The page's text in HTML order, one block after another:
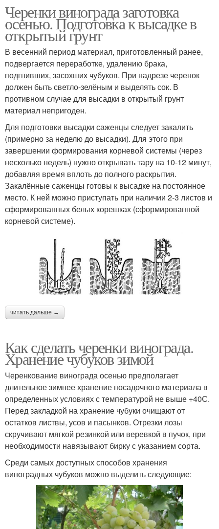
Черенки винограда заготовка
осенью. Подготовка к высадке в
открытый грунт
В весенний период материал, приготовленный ранее,
подвергается переработке, удалению брака,
подгнивших, засохших чубуков. При надрезе черенок
должен быть светло-зелёным и выделять сок. В
противном случае для высадки в открытый грунт
материал непригоден.
Для подготовки высадки саженцы следует закалить
(примерно за неделю до высадки). Для этого при
завершении формирования корневой системы (через
несколько недель) нужно открывать тару на 10-12 минут,
добавляя время вплоть до полного раскрытия.
Закалённые саженцы готовы к высадке на постоянное
место. К ней можно приступать при наличии 2-3 листов и
сформированных белых корешках (сформированной
корневой системе).
читать дальше →
Как сделать черенки винограда.
Хранение чубуков зимой
Черенкование винограда осенью предполагает
длительное зимнее хранение посадочного материала в
определенных условиях с температурой не выше +40С.
Перед закладкой на хранение чубуки очищают от
остатков листвы, усов и пасынков. Отрезки лозы
скручивают мягкой резинкой или веревкой в пучок, при
необходимости навязывают бирку с указанием сорта.
Среди самых доступных способов хранения
виноградных чубуков можно выделить следующие: